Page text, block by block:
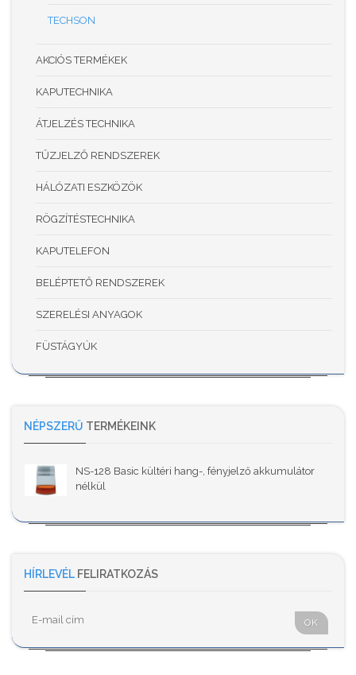
TECHSON
AKCIÓS TERMÉKEK
KAPUTECHNIKA
ÁTJELZÉS TECHNIKA
TŰZJELZŐ RENDSZEREK
HÁLÓZATI ESZKÖZÖK
RÖGZÍTÉSTECHNIKA
KAPUTELEFON
BELÉPTETŐ RENDSZEREK
SZERELÉSI ANYAGOK
FÜSTÁGYÚK
NÉPSZERŰ TERMÉKEINK
NS-128 Basic kültéri hang-, fényjelző akkumulátor
nélkül
HÍRLEVÉL FELIRATKOZÁS
OK